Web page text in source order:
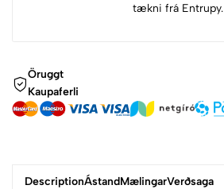
tækni frá Entrupy.
Öruggt
Kaupaferli
DescriptionÁstandMælingarVerðsaga